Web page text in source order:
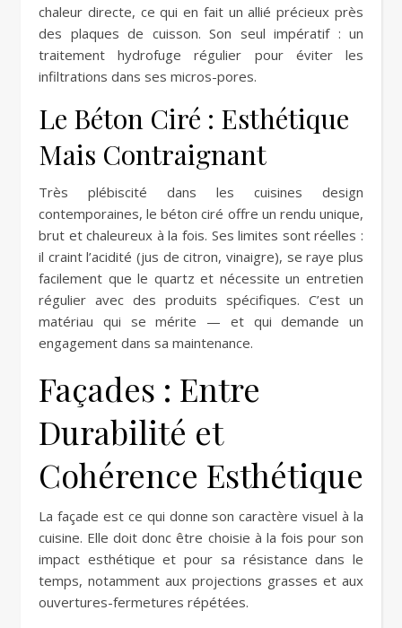
chaleur directe, ce qui en fait un allié précieux près
des plaques de cuisson. Son seul impératif : un
traitement hydrofuge régulier pour éviter les
infiltrations dans ses micros-pores.
Le Béton Ciré : Esthétique
Mais Contraignant
Très plébiscité dans les cuisines design
contemporaines, le béton ciré offre un rendu unique,
brut et chaleureux à la fois. Ses limites sont réelles :
il craint l’acidité (jus de citron, vinaigre), se raye plus
facilement que le quartz et nécessite un entretien
régulier avec des produits spécifiques. C’est un
matériau qui se mérite — et qui demande un
engagement dans sa maintenance.
Façades : Entre
Durabilité et
Cohérence Esthétique
La façade est ce qui donne son caractère visuel à la
cuisine. Elle doit donc être choisie à la fois pour son
impact esthétique et pour sa résistance dans le
temps, notamment aux projections grasses et aux
ouvertures-fermetures répétées.